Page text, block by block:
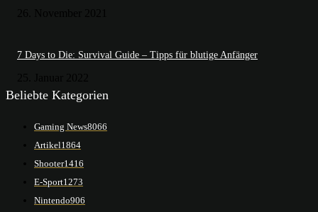
7 Days to Die: Survival Guide – Tipps für blutige Anfänger
Beliebte Kategorien
Gaming News8066
Artikel1864
Shooter1416
E-Sport1273
Nintendo906